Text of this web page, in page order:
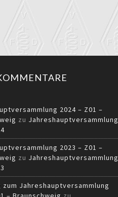
2024 – Z01 –
zu Jahreshauptversammlung
2023 – Z01 –
zu Jahreshauptversammlung
zum Jahreshauptversammlung